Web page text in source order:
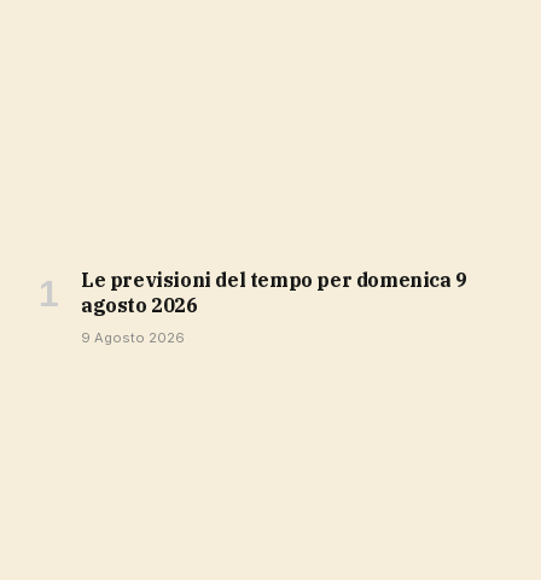
Le previsioni del tempo per domenica 9
agosto 2026
9 Agosto 2026